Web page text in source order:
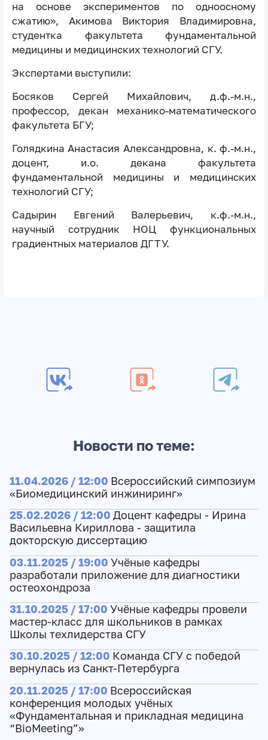
на основе экспериментов по одноосному
сжатию», Акимова Виктория Владимировна,
студентка факультета фундаментальной
медицины и медицинских технологий СГУ.
Экспертами выступили:
Босяков Сергей Михайлович, д.ф.-м.н.,
профессор, декан механико-математического
факультета БГУ;
Голядкина Анастасия Александровна, к. ф.-м.н.,
доцент, и.о. декана факультета
фундаментальной медицины и медицинских
технологий СГУ;
Садырин Евгений Валерьевич, к.ф.-м.н.,
научный сотрудник НОЦ функциональных
градиентных материалов ДГТУ.
Новости по теме:
11.04.2026 / 12:00 Всероссийский симпозиум
«Биомедицинский инжиниринг»
25.02.2026 / 12:00 Доцент кафедры - Ирина
Васильевна Кириллова - защитила
докторскую диссертацию
03.11.2025 / 19:00 Учёные кафедры
разработали приложение для диагностики
остеохондроза
31.10.2025 / 17:00 Учёные кафедры провели
мастер-класс для школьников в рамках
Школы техлидерства СГУ
30.10.2025 / 12:00 Команда СГУ с победой
вернулась из Санкт-Петербурга
20.11.2025 / 17:00 Всероссийская
конференция молодых учёных
«Фундаментальная и прикладная медицина
“BioMeeting”»